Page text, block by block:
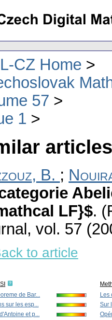
CZ Home
57
1
B. ;
LF}$.
, vol. 57
to article
de Bar...
sur les esp...
et p...
Les
Sur